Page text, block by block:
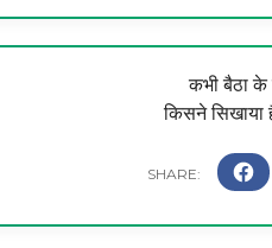
कभी बैठा
किसने सिखाया